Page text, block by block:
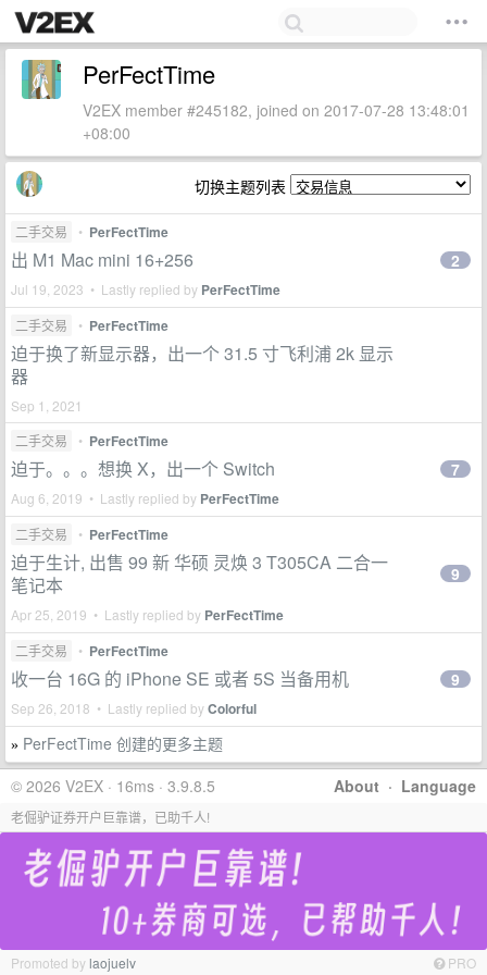
PerFectTime
V2EX member #245182, joined on 2017-07-28 13:48:01
+08:00
切换主题列表
二手交易 • PerFectTime
出 M1 Mac mini 16+256
Jul 19, 2023 • Lastly replied by PerFectTime
2
二手交易 • PerFectTime
迫于换了新显示器，出一个 31.5 寸飞利浦 2k 显示
器
Sep 1, 2021
二手交易
• PerFectTime
迫于。。。想换 X，出一个 Switch
Aug 6, 2019 • Lastly replied by PerFectTime
7
二手交易 • PerFectTime
迫于生计, 出售 99 新 华硕 灵焕 3 T305CA 二合一
笔记本
Apr 25, 2019 • Lastly replied by PerFectTime
9
二手交易 • PerFectTime
收一台 16G 的 iPhone SE 或者 5S 当备用机
Sep 26, 2018 • Lastly replied byColorful
9
» PerFectTime 创建的更多主题
About · Language
© 2026 V2EX · 16ms · 3.9.8.5
老倔驴证券开户巨靠谱，已助千人!
Promoted bylaojuelv PRO